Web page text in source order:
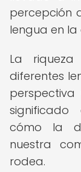
percepción
lengua en la
La
diferentes
cómo la
nuestra
rodea.